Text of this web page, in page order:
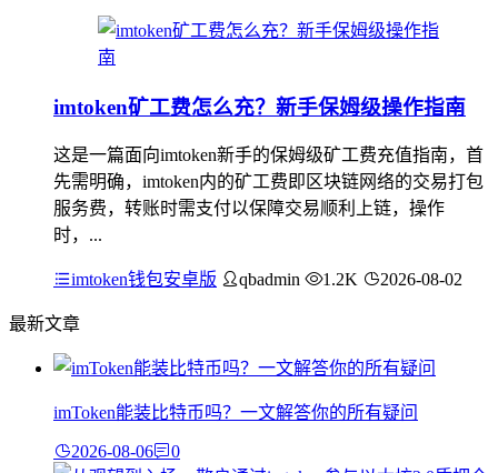
imtoken矿工费怎么充？新手保姆级操作指南
这是一篇面向imtoken新手的保姆级矿工费充值指南，首
先需明确，imtoken内的矿工费即区块链网络的交易打包
服务费，转账时需支付以保障交易顺利上链，操作
时，...
imtoken钱包安卓版 qbadmin 1.2K 2026-08-02
最新文章
imToken能装比特币吗？一文解答你的所有疑问
2026-08-06 0